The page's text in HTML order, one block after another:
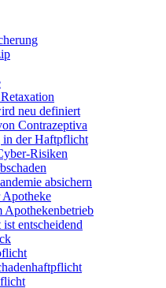
neu definiert
Contrazeptiva
in der Haftpflicht
Risiken
absichern
Apothekenbetrieb
entscheidend